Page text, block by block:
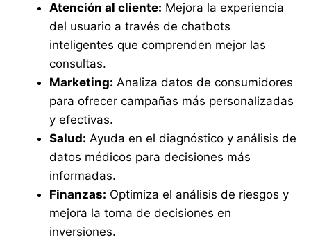
Atención al cliente: Mejora la experiencia
del usuario a través de chatbots
inteligentes que comprenden mejor las
consultas.
Marketing: Analiza datos de consumidores
para ofrecer campañas más personalizadas
y efectivas.
Salud: Ayuda en el diagnóstico y análisis de
datos médicos para decisiones más
informadas.
Finanzas: Optimiza el análisis de riesgos y
mejora la toma de decisiones en
inversiones.